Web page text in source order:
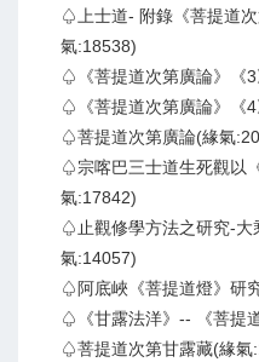
♤上士道- 附錄《菩提道
氣:18538)
♤《菩提道次第廣論》《
♤《菩提道次第廣論》《
♤菩提道次第廣論(緣氣
♤宗喀巴三士道生死觀以
氣:17842)
♤止觀修學方法之研究-大
氣:14057)
♤阿底峽《菩提道燈》研
♤《甘露法洋》-- 《菩提
♤菩提道次第甘露藏(緣氣